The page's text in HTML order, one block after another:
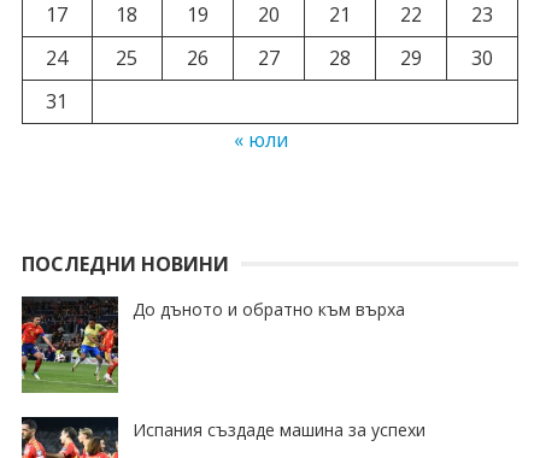
17
18 19 20 21 22
23
24
25 26 27 28 29
30
31
« юли
ПОСЛЕДНИ НОВИНИ
До дъното и обратно към върха
Испания създаде машина за успехи